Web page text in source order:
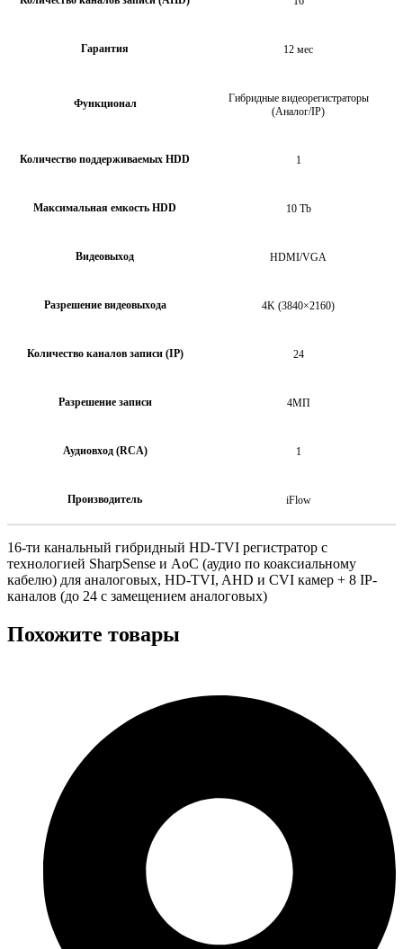
Гарантия 12 мес
Функционал
Гибридные видеорегистраторы
(Аналог/IP)
Количество поддерживаемых HDD 1
Максимальная емкость HDD 10 Tb
Видеовыход HDMI/VGA
Разрешение видеовыхода 4K (3840×2160)
Количество каналов записи (IP) 24
Разрешение записи 4МП
Аудиовход (RCA) 1
Производитель iFlow
16-ти канальный гибридный HD-TVI регистратор c
технологией SharpSense и AoC (аудио по коаксиальному
кабелю) для аналоговых, HD-TVI, AHD и CVI камер + 8 IP-
каналов (до 24 с замещением аналоговых)
Похожите товары